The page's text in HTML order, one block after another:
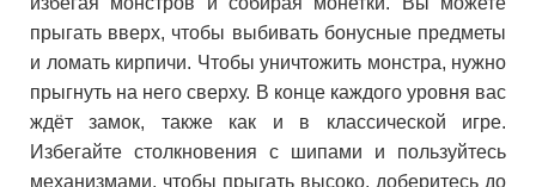
прыгать вверх, чтобы выбивать бонусные предметы
и ломать кирпичи. Чтобы уничтожить монстра, нужно
прыгнуть на него сверху. В конце каждого уровня вас
ждёт замок, также как и в классической игре.
Избегайте столкновения с шипами и пользуйтесь
механизмами, чтобы прыгать высоко, доберитесь до